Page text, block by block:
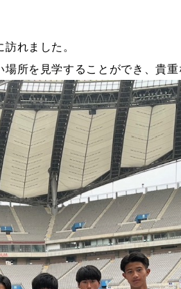
れました。
所を見学することができ、貴重